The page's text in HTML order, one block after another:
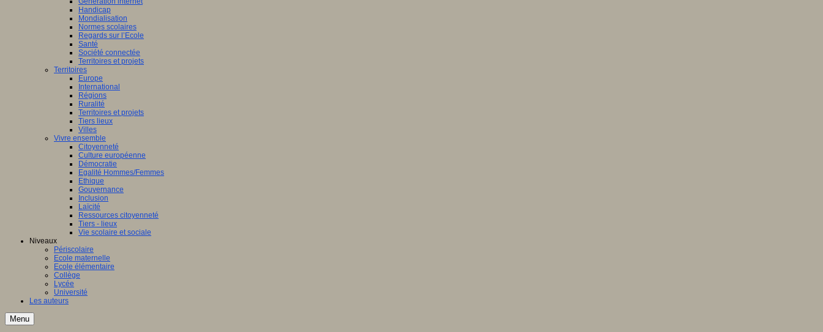
Handicap
Mondialisation
Normes scolaires
Regards sur l’Ecole
Santé
Société connectée
Territoires et projets
Territoires
Europe
International
Régions
Ruralité
Territoires et projets
Tiers lieux
Villes
Vivre ensemble
Citoyenneté
Culture européenne
Démocratie
Egalité Hommes/Femmes
Ethique
Gouvernance
Inclusion
Laïcité
Ressources citoyenneté
Tiers - lieux
Vie scolaire et sociale
Niveaux
Périscolaire
Ecole maternelle
Ecole élémentaire
Collège
Lycée
Université
Les auteurs
Menu